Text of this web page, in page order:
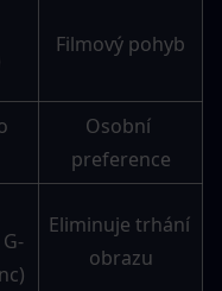
Filmový pohyb
Osobní
preference
Eliminuje trhání
obrazu